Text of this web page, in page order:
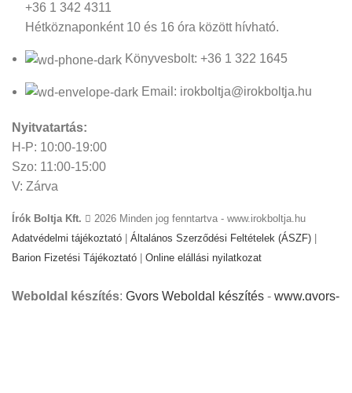
+36 1 342 4311
Hétköznaponként 10 és 16 óra között hívható.
Könyvesbolt: +36 1 322 1645
Email: irokboltja@irokboltja.hu
Nyitvatartás:
H-P: 10:00-19:00
Szo: 11:00-15:00
V: Zárva
Írók Boltja Kft.
2026 Minden jog fenntartva - www.irokboltja.hu
Adatvédelmi tájékoztató
Általános Szerződési Feltételek (ÁSZF)
Barion Fizetési Tájékoztató
Online elállási nyilatkozat
Weboldal készítés: Gyors Weboldal készítés - www.gyors-